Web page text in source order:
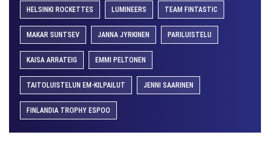
HELSINKI ROCKETTES LUMINEERS TEAM FINTASTIC
MAKAR SUNTSEV JANNA JYRKINEN PARILUISTELU
KAISA ARRATEIG EMMI PELTONEN
TAITOLUISTELUN EM-KILPAILUT JENNI SAARINEN
FINLANDIA TROPHY ESPOO